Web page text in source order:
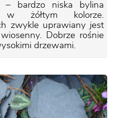
– bardzo niska bylina
w żółtym kolorze.
zwykle uprawiany jest
wiosenny. Dobrze rośnie
drzewami.